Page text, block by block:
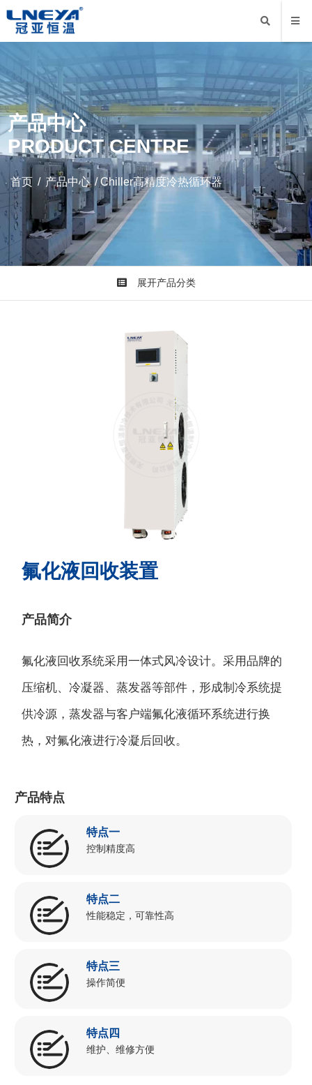
产品中心
PRODUCT CENTRE
首页 / 产品中心 /Chiller高精度冷热循环器
展开产品分类
氟化液回收装置
产品简介
氟化液回收系统采用一体式风冷设计。采用品牌的
压缩机、冷凝器、蒸发器等部件，形成制冷系统提
供冷源，蒸发器与客户端氟化液循环系统进行换
热，对氟化液进行冷凝后回收。
产品特点
特点一
控制精度高
特点二
性能稳定，可靠性高
特点三
操作简便
特点四
维护、维修方便